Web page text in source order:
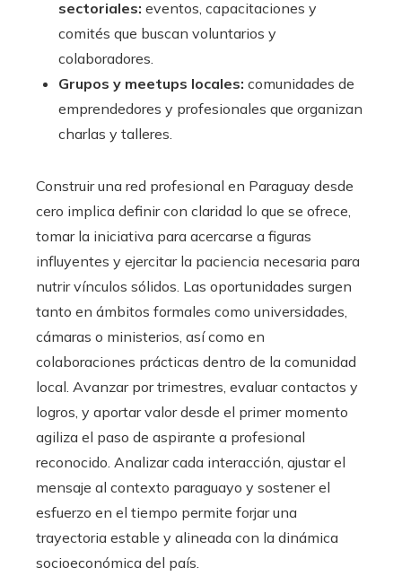
sectoriales: eventos, capacitaciones y
comités que buscan voluntarios y
colaboradores.
Grupos y meetups locales: comunidades de
emprendedores y profesionales que organizan
charlas y talleres.
Construir una red profesional en Paraguay desde
cero implica definir con claridad lo que se ofrece,
tomar la iniciativa para acercarse a figuras
influyentes y ejercitar la paciencia necesaria para
nutrir vínculos sólidos. Las oportunidades surgen
tanto en ámbitos formales como universidades,
cámaras o ministerios, así como en
colaboraciones prácticas dentro de la comunidad
local. Avanzar por trimestres, evaluar contactos y
logros, y aportar valor desde el primer momento
agiliza el paso de aspirante a profesional
reconocido. Analizar cada interacción, ajustar el
mensaje al contexto paraguayo y sostener el
esfuerzo en el tiempo permite forjar una
trayectoria estable y alineada con la dinámica
socioeconómica del país.